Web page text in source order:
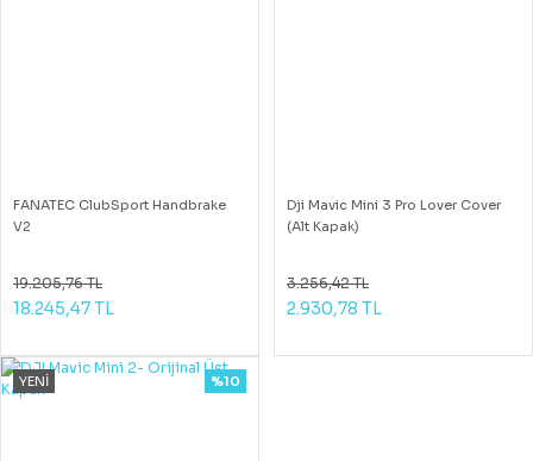
FANATEC ClubSport Handbrake
V2
19.205,76 TL
18.245,47 TL
Dji Mavic Mini 3 Pro Lover Cover
(Alt Kapak)
3.256,42 TL
2.930,78 TL
YENİ %10